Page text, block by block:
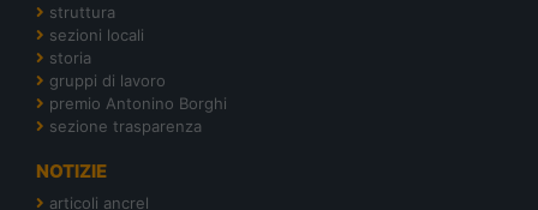
struttura
sezioni locali
storia
gruppi di lavoro
premio Antonino Borghi
sezione trasparenza
NOTIZIE
articoli ancrel